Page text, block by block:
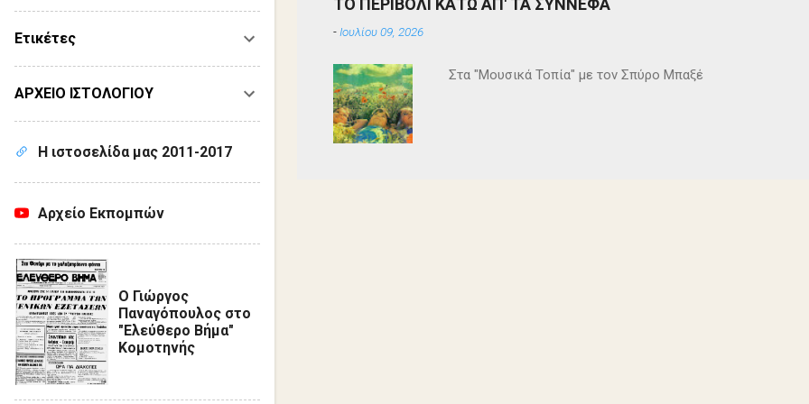
ΤΟ ΠΕΡΙΒΟΛΙ ΚΑΤΩ ΑΠ' ΤΑ ΣΥΝΝΕΦΑ
- Ιουλίου 09, 2026
Στα "Μουσικά Τοπία" με τον Σπύρο Μπαξέ
Ετικέτες
ΑΡΧΕΙΟ ΙΣΤΟΛΟΓΙΟΥ
Η ιστοσελίδα μας 2011-2017
Αρχείο Εκπομπών
Ο Γιώργος
Παναγόπουλος στο
"Ελεύθερο Βήμα"
Κομοτηνής